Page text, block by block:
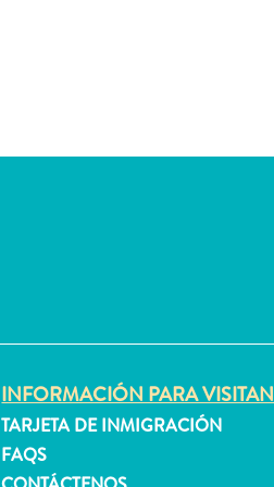
INFORMACIÓN PARA
TARJETA DE INMIGRACIÓN
FAQS